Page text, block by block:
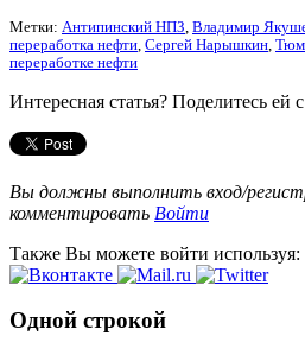
Метки: Антипинский НПЗ Владимир
переработка нефти Сергей Нарышкин
переработке нефти
Интересная статья? Поделитесь ей
Вы должны выполнить вход/
комментировать Войти
Также Вы можете войти используя:
Одной строкой